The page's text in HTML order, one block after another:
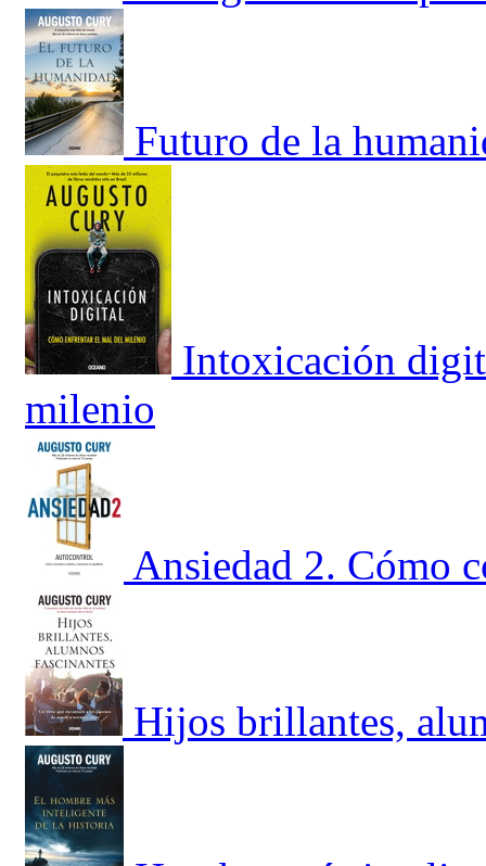
Futuro de la
Intoxicación
milenio
Ansiedad 2. Cómo
Hijos brillantes,